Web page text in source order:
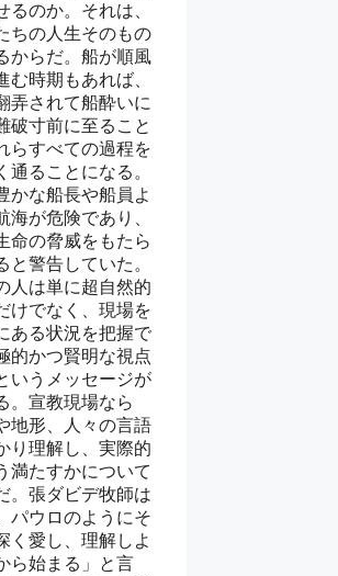
るのか。それは、
ちの人生そのもの
からだ。船が順風
む時期もあれば、
弄されて船酔いに
破寸前に至ること
すべての過程を
通ることになる。
かな船長や船員よ
海が危険であり、
命の脅威をもたら
と警告していた。
人は単に超自然的
けでなく、現場を
ある状況を把握で
的かつ賢明な視点
いうメッセージが
。宣教現場なら
地形、人々の言語
り理解し、実際的
満たすかについて
。張ダビデ牧師は
パウロのようにそ
く愛し、理解しよ
ら始まる」と言